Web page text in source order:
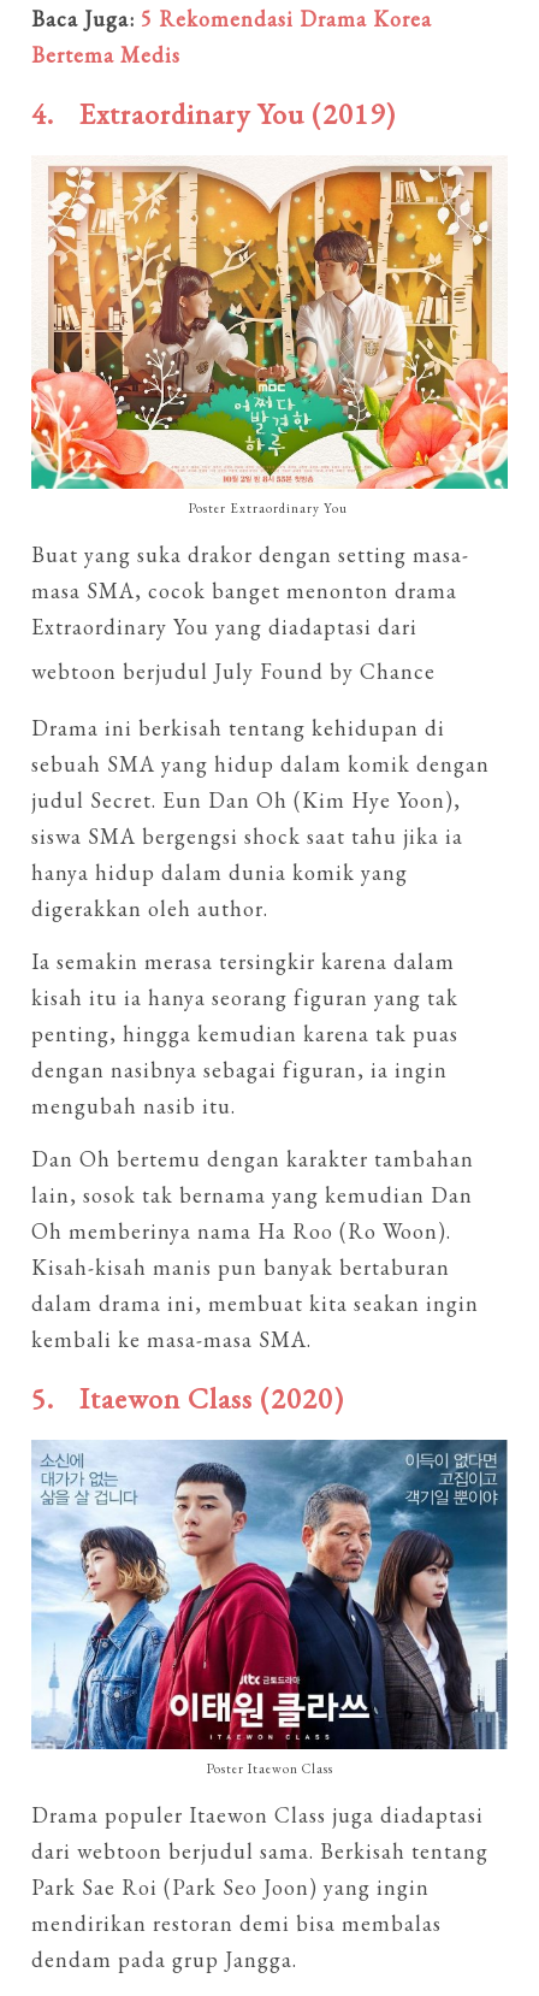
Baca Juga: 5 Rekomendasi Drama Korea
Bertema Medis
4. Extraordinary You (2019)
Poster Extraordinary You
Buat yang suka drakor dengan setting masa-
masa SMA, cocok banget menonton drama
Extraordinary You yang diadaptasi dari
webtoon berjudul July Found by Chance
Drama ini berkisah tentang kehidupan di
sebuah SMA yang hidup dalam komik dengan
judul Secret. Eun Dan Oh (Kim Hye Yoon),
siswa SMA bergengsi shock saat tahu jika ia
hanya hidup dalam dunia komik yang
digerakkan oleh author.
Ia semakin merasa tersingkir karena dalam
kisah itu ia hanya seorang figuran yang tak
penting, hingga kemudian karena tak puas
dengan nasibnya sebagai figuran, ia ingin
mengubah nasib itu.
Dan Oh bertemu dengan karakter tambahan
lain, sosok tak bernama yang kemudian Dan
Oh memberinya nama Ha Roo (Ro Woon).
Kisah-kisah manis pun banyak bertaburan
dalam drama ini, membuat kita seakan ingin
kembali ke masa-masa SMA.
5. Itaewon Class (2020)
Poster Itaewon Class
Drama populer Itaewon Class juga diadaptasi
dari webtoon berjudul sama. Berkisah tentang
Park Sae Roi (Park Seo Joon) yang ingin
mendirikan restoran demi bisa membalas
dendam pada grup Jangga.